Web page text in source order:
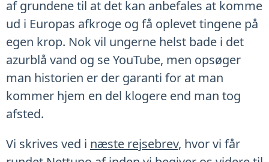
af grundene til at det kan anbefales at komme
ud i Europas afkroge og få oplevet tingene på
egen krop. Nok vil ungerne helst bade i det
azurblå vand og se YouTube, men opsøger
man historien er der garanti for at man
kommer hjem en del klogere end man tog
afsted.
Vi skrives ved i næste rejsebrev, hvor vi får